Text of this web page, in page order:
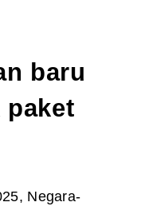
baru
paket
Negara-